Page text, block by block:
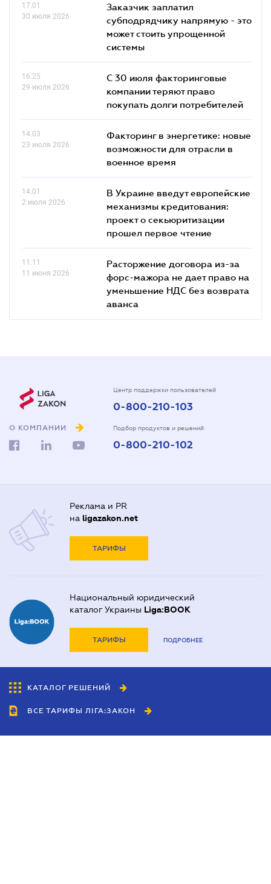
17.01
30 июля 2026
Заказчик заплатил
субподрядчику напрямую - это
может стоить упрощенной
системы
16.25
29 июля 2026
С 30 июля факторинговые
компании теряют право
покупать долги потребителей
14.03
23 июля 2026
Факторинг в энергетике: новые
возможности для отрасли в
военное время
14.01
2 июля 2026
В Украине введут европейские
механизмы кредитования:
проект о секьюритизации
прошел первое чтение
11.11
11 июня 2026
Расторжение договора из-за
форс-мажора не дает право на
уменьшение НДС без возврата
аванса
О КОМПАНИИ
Центр поддержки пользователей
0-800-210-103
Подбор продуктов и решений
0-800-210-102
Реклама и PR
на ligazakon.net
ТАРИФЫ
Национальный юридический
каталог Украины Liga:BOOK
ТАРИФЫ ПОДРОБНЕЕ
КАТАЛОГ РЕШЕНИЙ
ВСЕ ТАРИФЫ ЛІГА:ЗАКОН